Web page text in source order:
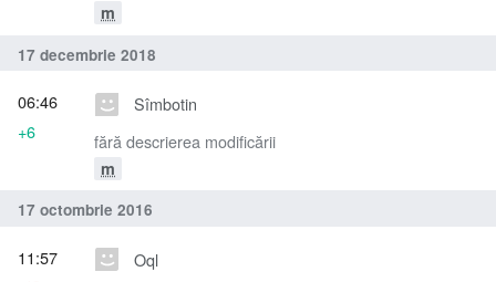
m
17 decembrie 2018
Sîmbotin
fără descrierea modificării
m
06:46
+6
17 octombrie 2016
Oql
11:57